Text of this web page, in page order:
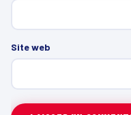
Site web